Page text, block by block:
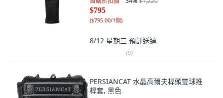
$795
($795.00/1個)
8/12 星期三 預計送達
(9)
PERSIANCAT 水晶高爾夫桿頭雙球推
桿套, 黑色